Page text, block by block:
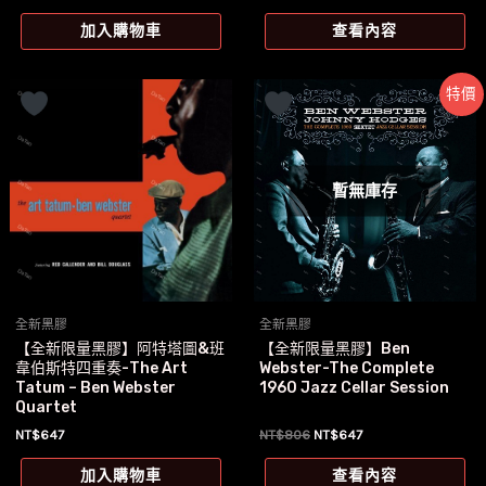
加入購物車
格：
價
格：
查看內容
全新黑膠
【全新限量黑膠】阿特塔圖&班
韋伯斯特四重奏-The Art
Tatum – Ben Webster
Quartet
NT$647
加入購物車
特價
暫無庫存
全新黑膠
【全新限量黑膠】Ben
Webster-The Complete
1960 Jazz Cellar Session
NT$806 原
NT$647目
價
查看內容